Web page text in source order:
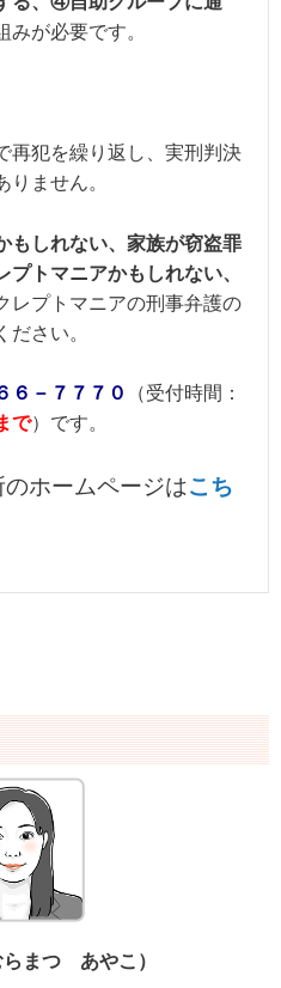
みが必要です。
犯を繰り返し、実刑判決
りません。
もしれない、家族が窃盗罪
トマニアかもしれない、
レプトマニアの刑事弁護の
さい。
６－７７７０ （受付時間：
で）です。
ホームページはこち
まつ あやこ）